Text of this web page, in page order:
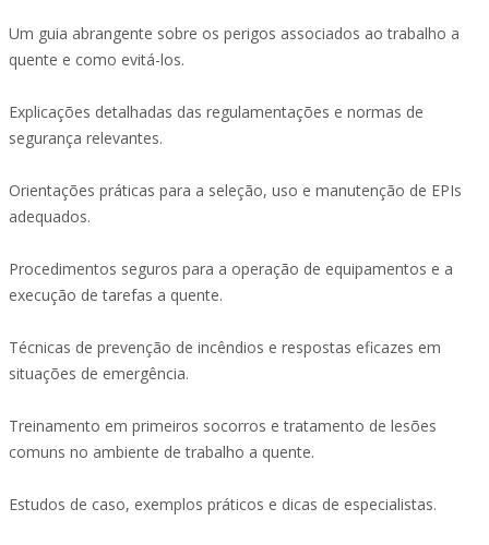
Um guia abrangente sobre os perigos associados ao trabalho a
quente e como evitá-los.
Explicações detalhadas das regulamentações e normas de
segurança relevantes.
Orientações práticas para a seleção, uso e manutenção de EPIs
adequados.
Procedimentos seguros para a operação de equipamentos e a
execução de tarefas a quente.
Técnicas de prevenção de incêndios e respostas eficazes em
situações de emergência.
Treinamento em primeiros socorros e tratamento de lesões
comuns no ambiente de trabalho a quente.
Estudos de caso, exemplos práticos e dicas de especialistas.